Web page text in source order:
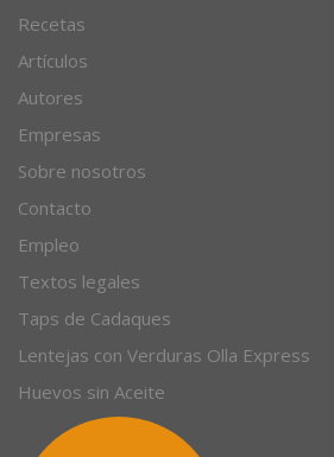
Recetas
Artículos
Autores
Empresas
Sobre nosotros
Contacto
Empleo
Textos legales
Taps de Cadaques
Lentejas con Verduras Olla Express
Huevos sin Aceite